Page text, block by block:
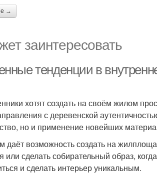
→
заинтересовать
тенденции в
хотят создать на своём жилом
с деревенской
но и применение новейших
даёт возможность создать на
сделать собирательный образ,
и сделать интерьер уникальным.